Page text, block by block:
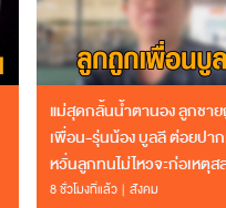
แม่สุดกลั้นน้ำตานอง ลูกชา
เพื่อน-รุ่นน้อง บูลลี ต่อยปา
หวั่นลูกทนไม่ไหวจะก่อเหตุส
8 ชั่วโมงที่แล้ว สังคม